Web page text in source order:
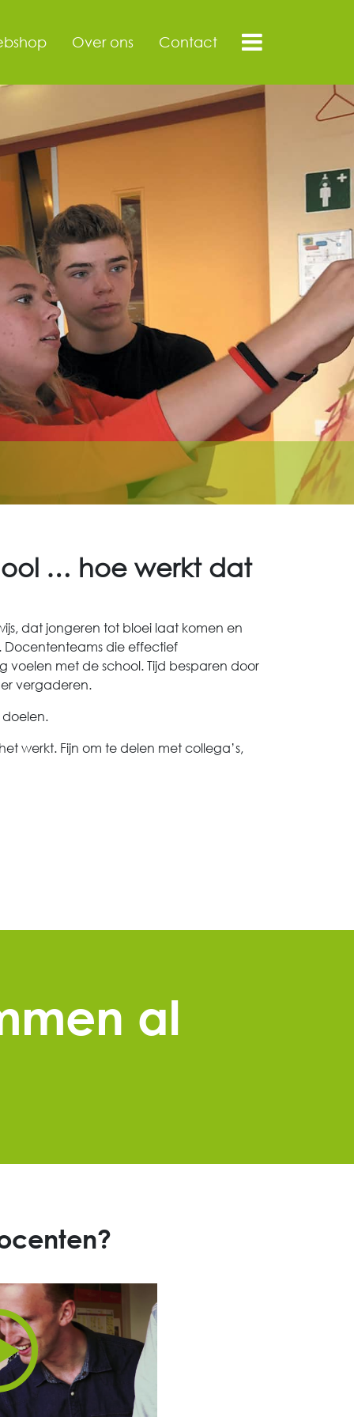
Over ons Contact
… hoe werkt dat
dat jongeren tot bloei laat komen en
die effectief
voelen met de school. Tijd besparen door
vergaderen.
doelen.
werkt. Fijn om te delen met collega’s,
al